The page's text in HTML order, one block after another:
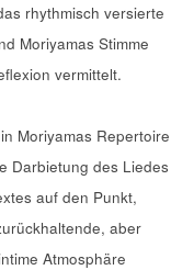
rhythmisch versierte
Moriyamas Stimme
vermittelt.
Moriyamas Repertoire
Darbietung des Liedes
auf den Punkt,
aber
Atmosphäre